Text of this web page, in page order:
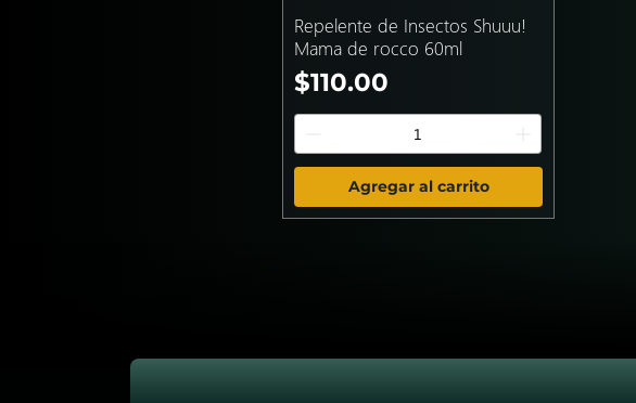
Repelente de Insectos Shuuu!
Mama de rocco 60ml
Precio
$110.00
Agregar al carrito